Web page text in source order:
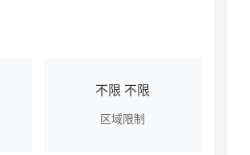
不限 不限
区域限制